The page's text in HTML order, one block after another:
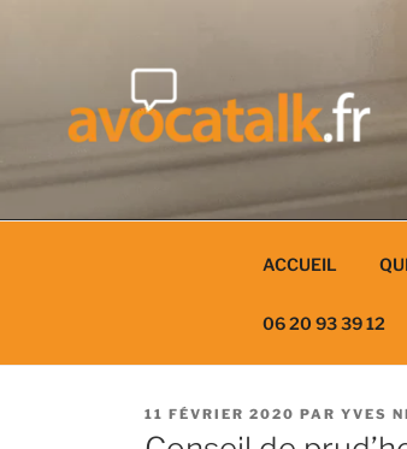
ACCUEIL
06 20 93 39 12
PUBLIÉ
LE
11 FÉVRIER 2020 PAR YVES